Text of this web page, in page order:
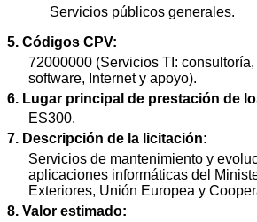
Servicios públicos generales.
5. Códigos CPV:
72000000 (Servicios TI:
software, Internet y apoyo).
6. Lugar principal de prestación de
ES300.
7. Descripción de la licitación:
Servicios de mantenimiento y
aplicaciones informáticas del
Exteriores, Unión Europea y
8. Valor estimado: